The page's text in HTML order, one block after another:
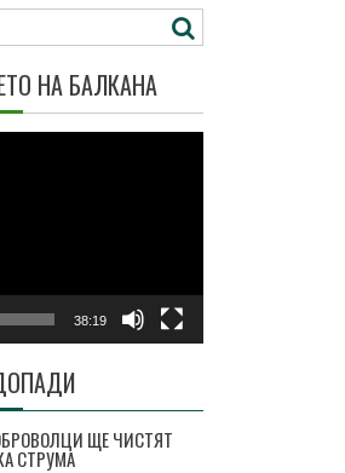
НА БАЛКАНА
38:19
ЩЕ ЧИСТЯТ
СТРУМА